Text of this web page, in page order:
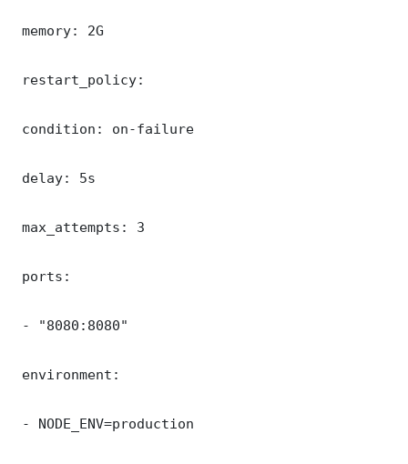
memory: 2G
restart_policy:
condition: on-failure
delay: 5s
max_attempts: 3
ports:
- "8080:8080"
environment:
- NODE_ENV=production